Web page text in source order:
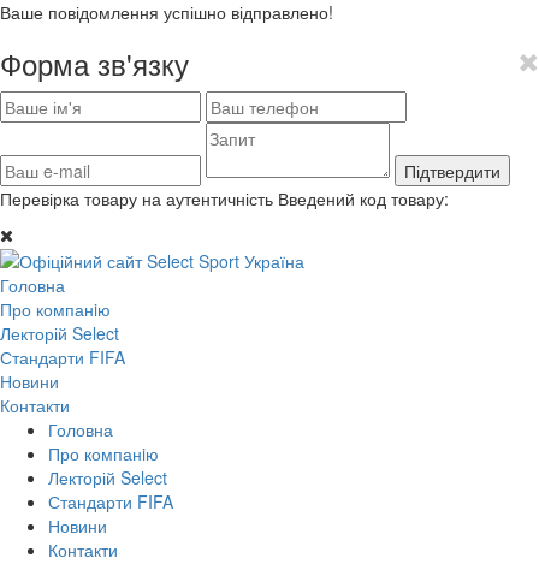
Ваше повідомлення успішно відправлено!
Форма зв'язку
Підтвердити
Перевірка товару на аутентичність Введений код товару:
Головна
Про компанiю
Лекторій Select
Стандарти FIFA
Новини
Контакти
Головна
Про компанiю
Лекторій Select
Стандарти FIFA
Новини
Контакти